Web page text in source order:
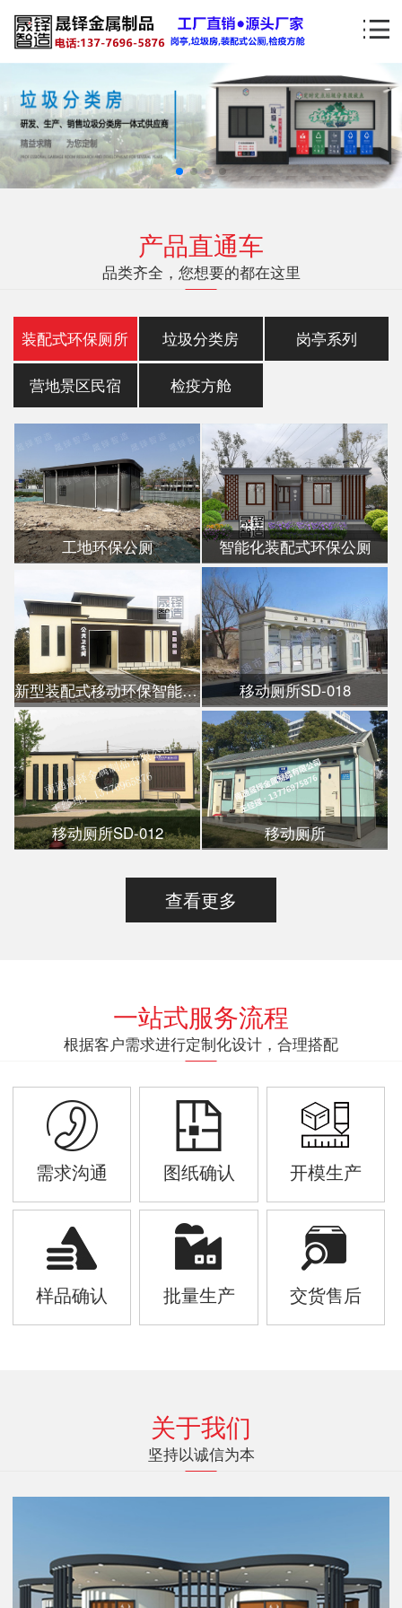
产品直通车
品类齐全，您想要的都在这里
装配式环保厕所 垃圾分类房 岗亭系列
营地景区民宿 检疫方舱
工地环保公厕 智能化装配式环保公厕
新型装配式移动环保智能公厕 移动厕所SD-018
移动厕所SD-012 移动厕所
查看更多
一站式服务流程
根据客户需求进行定制化设计，合理搭配
需求沟通 图纸确认 开模生产
样品确认 批量生产 交货售后
关于我们
坚持以诚信为本